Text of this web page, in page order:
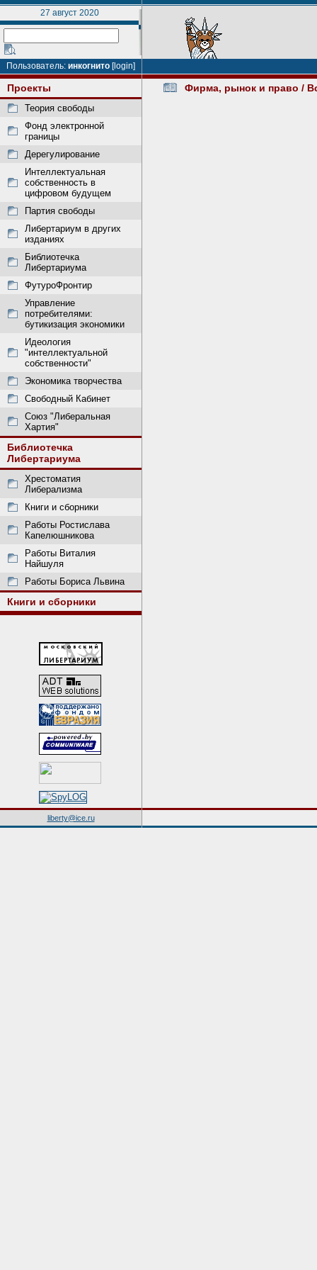
27 август 2020
Пользователь: инкогнито [login]
Проекты
Теория свободы
Фонд электронной
границы
Дерегулирование
Интеллектуальная
собственность в
цифровом будущем
Партия свободы
Либертариум в других
изданиях
Библиотечка
Либертариума
ФутуроФронтир
Управление
потребителями:
бутикизация экономики
Идеология
"интеллектуальной
собственности"
Экономика творчества
Свободный Кабинет
Союз "Либеральная
Хартия"
Библиотечка
Либертариума
Хрестоматия
Либерализма
Книги и сборники
Работы Ростислава
Капелюшникова
Работы Виталия
Найшуля
Работы Бориса Львина
Книги и сборники
Фирма, рынок и право /
liberty@ice.ru